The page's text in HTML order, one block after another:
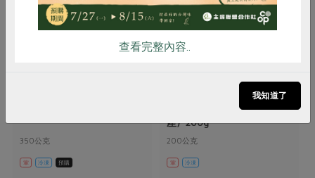
350公克
葷 冷凍 預購
御鑫水產企業有限公司
刻花魷魚切片(御鑫水
產)-200g
200公克
葷 冷凍
查看完整內容..
我知道了